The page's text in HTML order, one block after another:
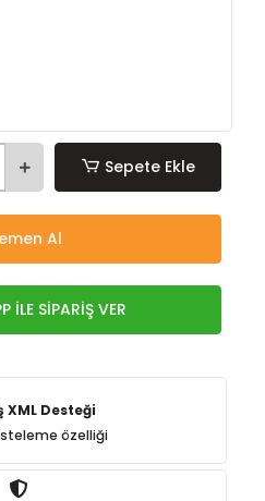
Sepete Ekle
Al
İLE SİPARİŞ VER
XML Desteği
özelliği